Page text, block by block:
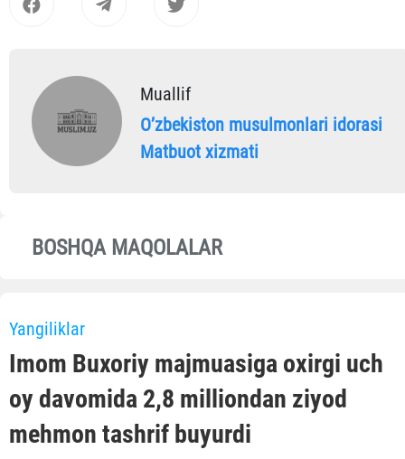
Muallif
Oʼzbekiston musulmonlari idorasi
Matbuot xizmati
BOSHQA MAQOLALAR
Yangiliklar
Imom Buxoriy majmuasiga oxirgi uch
oy davomida 2,8 milliondan ziyod
mehmon tashrif buyurdi